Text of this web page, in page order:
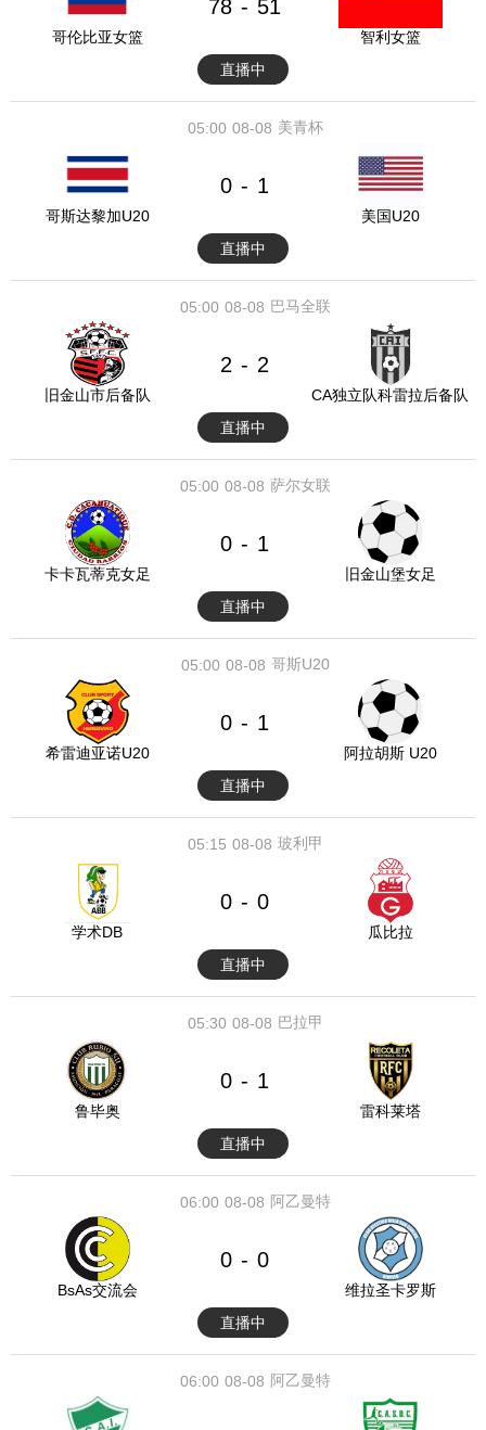
哥伦比亚女篮
78 - 51
智利女篮
直播中
08-08
05:00 美青杯
哥斯达黎加U20
0 - 1
美国U20
直播中
08-08
05:00 巴马全联
旧金山市后备队
2 - 2
CA独立队科雷拉后备队
直播中
08-08
05:00 萨尔女联
卡卡瓦蒂克女足
0 - 1
旧金山堡女足
直播中
08-08
05:00 哥斯U20
希雷迪亚诺U20
0 - 1
阿拉胡斯 U20
直播中
08-08
05:15 玻利甲
学术DB
0 - 0
瓜比拉
直播中
08-08
05:30 巴拉甲
鲁毕奥
0 - 1
雷科莱塔
直播中
08-08
06:00 阿乙曼特
BsAs交流会
0 - 0
维拉圣卡罗斯
直播中
08-08
06:00 阿乙曼特